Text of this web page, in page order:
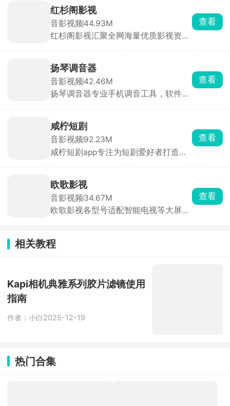
效、手游专属语音。悬浮窗快捷播放，
挂后台后玩游戏、微信QQ聊天时，点
开悬浮窗一键出声，支持延时播放、循
环播放。
红杉阁影视
音影视频44.93M
红杉阁影视汇聚全网海量优质影视资
精品短剧等全品类内容，充分满足不同
用户的观影喜好与观看需求。红杉阁影
视内置流畅稳定的播放引擎，观影过程
顺滑不卡顿，带来沉浸式影院级观看体
查看
扬琴调音器
音影视频42.46M
扬琴调音器专业手机调音工具，软件融
拟以及扬琴技法教学等丰富内容，一站
式解决音准校准、节奏练习、技法学习
等问题，陪伴大家轻松练琴，玩转扬
琴。
查看
咸柠短剧
音影视频92.23M
咸柠短剧app专注为短剧爱好者打造沉
择繁多。剧集资源每日稳定更新，实时
上线热门新剧，紧跟追剧热点。平台涵
盖多元题材，风格品类十分齐全，轻松
满足各类观影需求。
查看
欧歌影视
音影视频34.67M
欧歌影视各型号适配智能电视等大屏设
迅速。支持高清播放与精准搜索，智能
推荐功能可依据观看历史推送个性化内
查看
相关教程
Kapi相机典雅系列胶片滤镜使用
指南
作者：小白2025-12-19
热门合集